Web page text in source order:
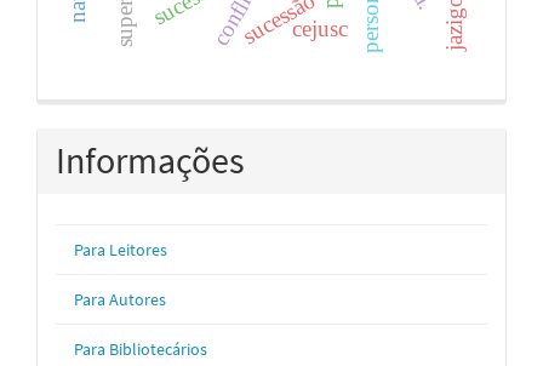
sucessãocejusc
Informações
Para Leitores
Para Autores
Para Bibliotecários